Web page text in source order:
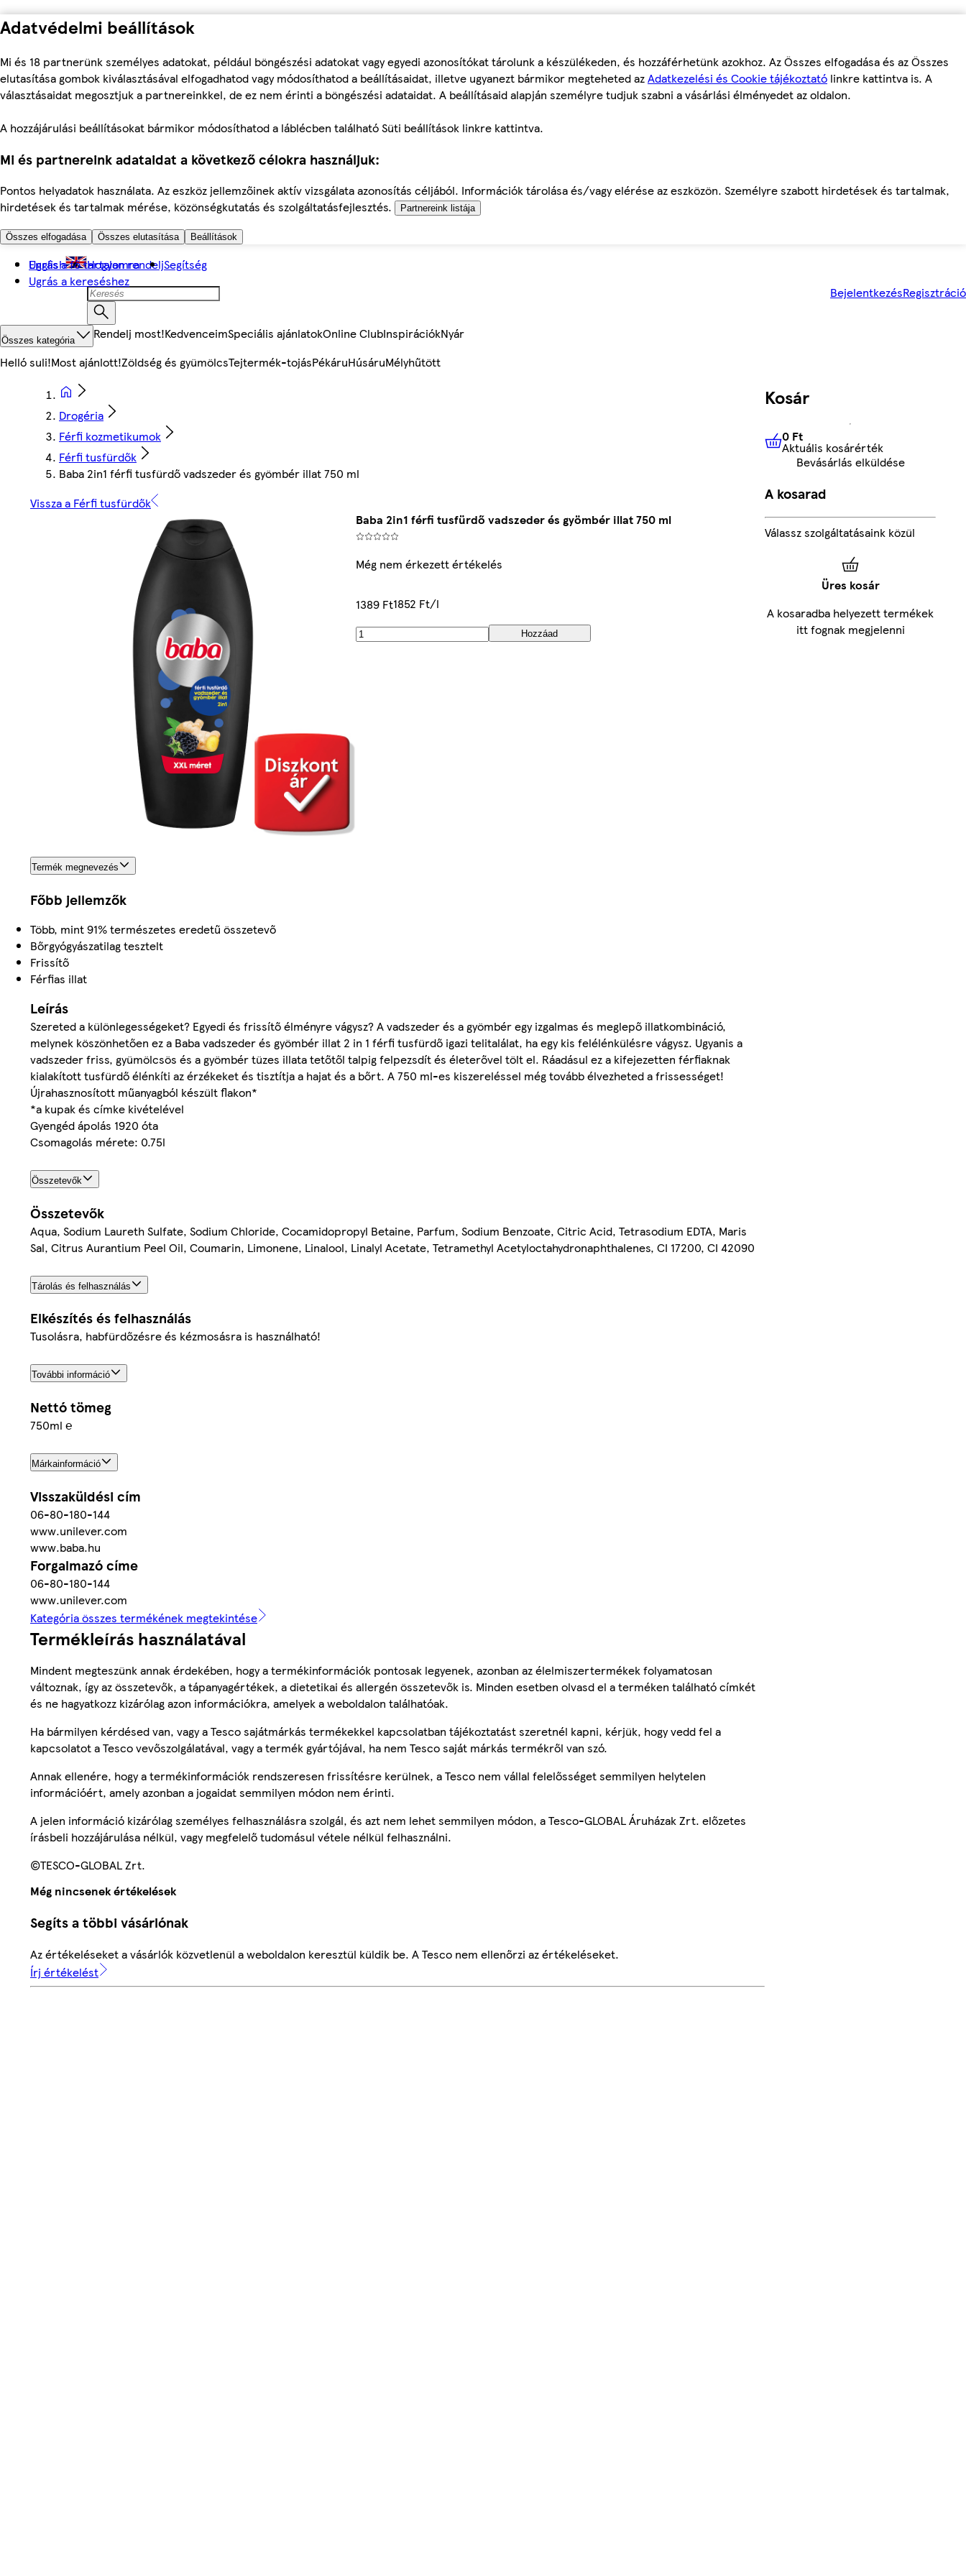
Adatvédelmi beállítások
Mi és 18 partnerünk személyes adatokat, például böngészési adatokat vagy egyedi azonosítókat tárolunk a készülékeden, és hozzáférhetünk azokhoz. Az Összes elfogadása és az Összes
elutasítása gombok kiválasztásával elfogadhatod vagy módosíthatod a beállításaidat, illetve ugyanezt bármikor megteheted azAdatkezelési és Cookie tájékoztató linkre kattintva is. A
választásaidat megosztjuk a partnereinkkel, de ez nem érinti a böngészési adataidat. A beállításaid alapján személyre tudjuk szabni a vásárlási élményedet az oldalon.
A hozzájárulási beállításokat bármikor módosíthatod a láblécben található Süti beállítások linkre kattintva.
Mi és partnereink adataidat a következő célokra használjuk:
Pontos helyadatok használata. Az eszköz jellemzőinek aktív vizsgálata azonosítás céljából. Információk tárolása és/vagy elérése az eszközön. Személyre szabott hirdetések és tartalmak,
hirdetések és tartalmak mérése, közönségkutatás és szolgáltatásfejlesztés.
Partnereink listája
Összes elfogadása Összes elutasítása Beállítások
Ugrás a fő tartalomra
Ugrás a kereséshez
English Hogyan rendeljSegítség
BejelentkezésRegisztráció
Összes kategória Rendelj most!KedvenceimSpeciális ajánlatokOnline ClubInspirációkNyár
Helló suli!Most ajánlott!Zöldség és gyümölcsTejtermék-tojásPékáruHúsáruMélyhűtött
Drogéria
Férfi kozmetikumok
Férfi tusfürdők
Baba 2in1 férfi tusfürdő vadszeder és gyömbér illat 750 ml
Vissza a Férfi tusfürdők
Baba 2in1 férfi tusfürdő vadszeder és gyömbér illat 750 ml
Még nem érkezett értékelés
1389 Ft1852 Ft/l
Hozzáad
Termék megnevezés
Főbb jellemzők
Több, mint 91% természetes eredetű összetevő
Bőrgyógyászatilag tesztelt
Frissítő
Férfias illat
Leírás
Szereted a különlegességeket? Egyedi és frissítő élményre vágysz? A vadszeder és a gyömbér egy izgalmas és meglepő illatkombináció,
melynek köszönhetően ez a Baba vadszeder és gyömbér illat 2 in 1 férfi tusfürdő igazi telitalálat, ha egy kis felélénkülésre vágysz. Ugyanis a
vadszeder friss, gyümölcsös és a gyömbér tüzes illata tetőtől talpig felpezsdít és életerővel tölt el. Ráadásul ez a kifejezetten férfiaknak
kialakított tusfürdő élénkíti az érzékeket és tisztítja a hajat és a bőrt. A 750 ml-es kiszereléssel még tovább élvezheted a frissességet!
Újrahasznosított műanyagból készült flakon*
*a kupak és címke kivételével
Gyengéd ápolás 1920 óta
Csomagolás mérete: 0.75l
Összetevők
Összetevők
Aqua, Sodium Laureth Sulfate, Sodium Chloride, Cocamidopropyl Betaine, Parfum, Sodium Benzoate, Citric Acid, Tetrasodium EDTA, Maris
Sal, Citrus Aurantium Peel Oil, Coumarin, Limonene, Linalool, Linalyl Acetate, Tetramethyl Acetyloctahydronaphthalenes, CI 17200, CI 42090
Tárolás és felhasználás
Elkészítés és felhasználás
Tusolásra, habfürdőzésre és kézmosásra is használható!
További információ
Nettó tömeg
750ml ℮
Márkainformáció
Visszaküldési cím
06-80-180-144
www.unilever.com
www.baba.hu
Forgalmazó címe
06-80-180-144
www.unilever.com
Kategória összes termékének megtekintése
Termékleírás használatával
Mindent megteszünk annak érdekében, hogy a termékinformációk pontosak legyenek, azonban az élelmiszertermékek folyamatosan
változnak, így az összetevők, a tápanyagértékek, a dietetikai és allergén összetevők is. Minden esetben olvasd el a terméken található címkét
és ne hagyatkozz kizárólag azon információkra, amelyek a weboldalon találhatóak.
Ha bármilyen kérdésed van, vagy a Tesco sajátmárkás termékekkel kapcsolatban tájékoztatást szeretnél kapni, kérjük, hogy vedd fel a
kapcsolatot a Tesco vevőszolgálatával, vagy a termék gyártójával, ha nem Tesco saját márkás termékről van szó.
Annak ellenére, hogy a termékinformációk rendszeresen frissítésre kerülnek, a Tesco nem vállal felelősséget semmilyen helytelen
információért, amely azonban a jogaidat semmilyen módon nem érinti.
A jelen információ kizárólag személyes felhasználásra szolgál, és azt nem lehet semmilyen módon, a Tesco-GLOBAL Áruházak Zrt. előzetes
írásbeli hozzájárulása nélkül, vagy megfelelő tudomásul vétele nélkül felhasználni.
©TESCO-GLOBAL Zrt.
Még nincsenek értékelések
Segíts a többi vásárlónak
Az értékeléseket a vásárlók közvetlenül a weboldalon keresztül küldik be. A Tesco nem ellenőrzi az értékeléseket.
Írj értékelést
Kosár
0 FtAktuális kosárérték
0 Ft
Aktuális kosárérték
Bevásárlás elküldése
A kosarad
Válassz szolgáltatásaink közül
Üres kosár
A kosaradba helyezett termékek
itt fognak megjelenni